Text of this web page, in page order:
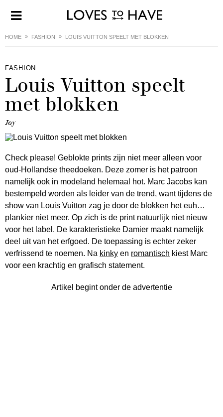
HOME FASHION LOUIS VUITTON SPEELT MET BLOKKEN
FASHION
Louis Vuitton speelt
met blokken
Joy
Check please! Geblokte prints zijn niet meer alleen voor
oud-Hollandse theedoeken. Deze zomer is het patroon
namelijk ook in modeland helemaal hot. Marc Jacobs kan
bestempeld worden als leider van de trend, want tijdens de
show van Louis Vuitton zag je door de blokken het euh…
plankier niet meer. Op zich is de print natuurlijk niet nieuw
voor het label. De karakteristieke Damier maakt namelijk
deel uit van het erfgoed. De toepassing is echter zeker
verfrissend te noemen. Na kinky en romantisch kiest Marc
voor een krachtig en grafisch statement.
Artikel begint onder de advertentie